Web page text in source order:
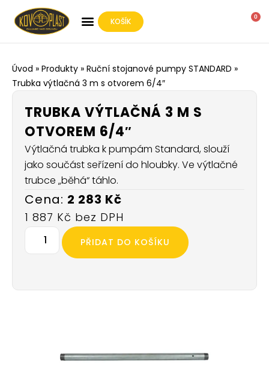
KOŠÍK 0
Úvod » Produkty » Ruční stojanové pumpy STANDARD »
Trubka výtlačná 3 m s otvorem 6/4″
TRUBKA VÝTLAČNÁ 3 M S
OTVOREM 6/4″
Výtlačná trubka k pumpám Standard, slouží
jako součást seřízení do hloubky. Ve výtlačné
trubce „běhá“ táhlo.
2 283 Kč
1 887 Kč
PŘIDAT DO KOŠÍKU